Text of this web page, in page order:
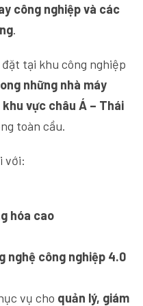
công nghiệp và các
.
đặt tại khu công nghiệp
những nhà máy
vực châu Á – Thái
toàn cầu.
với:
hóa cao
nghệ công nghiệp 4.0
vụ cho quản lý, giám